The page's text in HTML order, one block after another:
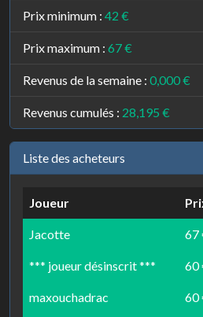
Prix minimum : 42 €
Prix maximum : 67 €
Revenus de la semaine : 0,000 €
Revenus cumulés : 28,195 €
Liste des acheteurs
Joueur
Jacotte 67
*** joueur désinscrit *** 60
maxouchadrac 60